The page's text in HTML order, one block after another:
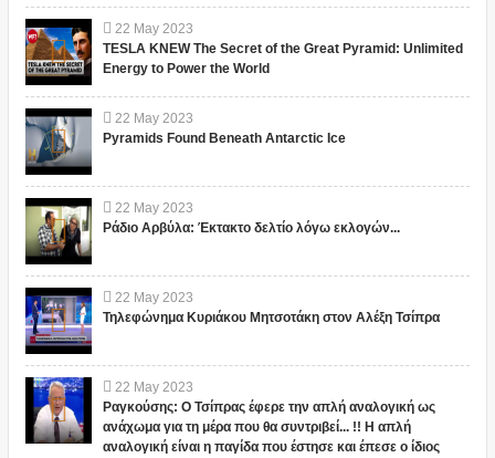
22 May 2023
TESLA KNEW The Secret of the Great Pyramid: Unlimited
Energy to Power the World
22 May 2023
Pyramids Found Beneath Antarctic Ice
22 May 2023
Ράδιο Αρβύλα: Έκτακτο δελτίο λόγω εκλογών...
22 May 2023
Τηλεφώνημα Κυριάκου Μητσοτάκη στον Αλέξη Τσίπρα
22 May 2023
Ραγκούσης: Ο Τσίπρας έφερε την απλή αναλογική ως
ανάχωμα για τη μέρα που θα συντριβεί... !! Η απλή
αναλογική είναι η παγίδα που έστησε και έπεσε ο ίδιος